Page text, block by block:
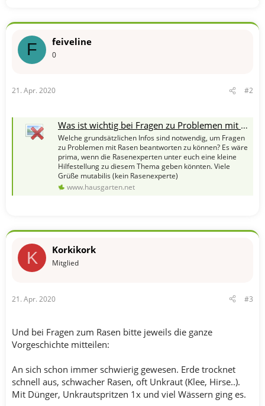
F feiveline
0
21. Apr. 2020 #2
Was ist wichtig bei Fragen zu Problemen mit Rasen? - Hausgarten.net
Welche grundsätzlichen Infos sind notwendig, um Fragen
zu Problemen mit Rasen beantworten zu können? Es wäre
prima, wenn die Rasenexperten unter euch eine kleine
Hilfestellung zu diesem Thema geben könnten. Viele
Grüße mutabilis (kein Rasenexperte)
www.hausgarten.net
K Korkikork
Mitglied
21. Apr. 2020 #3
Und bei Fragen zum Rasen bitte jeweils die ganze
Vorgeschichte mitteilen:
An sich schon immer schwierig gewesen. Erde trocknet
schnell aus, schwacher Rasen, oft Unkraut (Klee, Hirse..).
Mit Dünger, Unkrautspritzen 1x und viel Wässern ging es.